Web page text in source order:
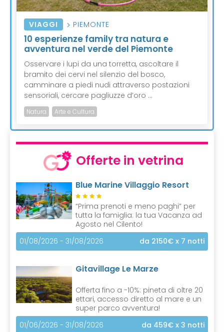
VIAGGI PIEMONTE
10 esperienze family tra natura e
avventura nel verde del Piemonte
Osservare i lupi da una torretta, ascoltare il
bramito dei cervi nel silenzio del bosco,
camminare a piedi nudi attraverso postazioni
sensoriali, cercare pagliuzze d’oro ...
Natura Arte e Cultura
Offerte in vetrina
Blue Marine Villaggio Resort
“Prima prenoti e meno paghi” per
tutta la famiglia: la tua Vacanza ad
Agosto nel Cilento!
01/08/2026 - 31/08/2026
da 2150€ x 7 notti
Gitavillage Le Marze
Offerta fino a -10%: pineta di oltre 20
ettari, accesso diretto al mare e un
super parco avventura!
01/06/2026 - 31/08/2026
da 459€ x 3 notti